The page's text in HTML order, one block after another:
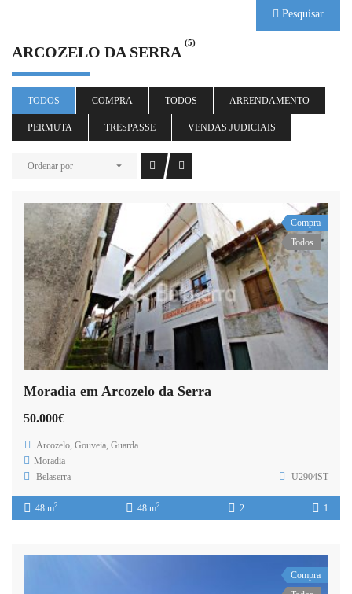
Pesquisar
ARCOZELO DA SERRA
(5)
TODOS COMPRA TODOS ARRENDAMENTO
PERMUTA TRESPASSE VENDAS JUDICIAIS
Ordenar por
Compra
Todos
Moradia em Arcozelo da Serra
50.000€
Arcozelo, Gouveia, Guarda
Moradia
Belaserra
U2904ST
48 m2 48 m2 2 1
Compra